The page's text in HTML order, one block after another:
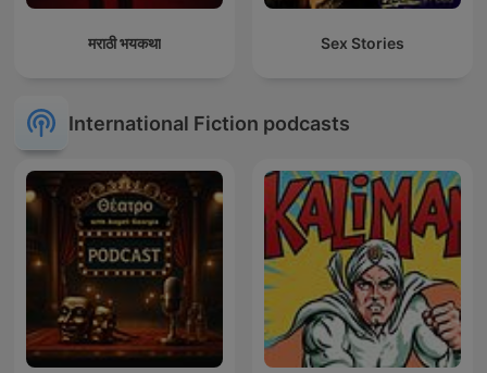
मराठी भयकथा Sex Stories
International Fiction podcasts